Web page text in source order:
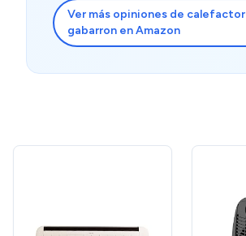
Ver más opiniones de calefactor
gabarron en Amazon